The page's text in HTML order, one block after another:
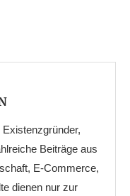
Beiträge aus
E-Commerce,
dienen nur zur